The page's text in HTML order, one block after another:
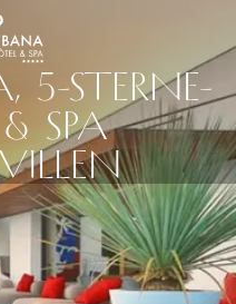
5-STERNE-
SPA